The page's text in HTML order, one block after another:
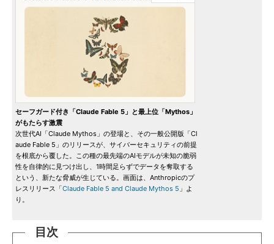
セーフガード付き「Claude Fable 5」と最上位「Mythos」
がもたらす激震
次世代AI「Claude Mythos」の登場と、その一般公開版「Cl
aude Fable 5」のリリースが、サイバーセキュリティの前提
を根底から覆した。この種の最先端のAIモデルが未知の脆弱
性を自律的に見つけ出し、1時間足らずでデータを奪取する
という、新たな脅威が生じている。画面は、Anthropicのプ
レスリリース「Claude Fable 5 and Claude Mythos 5 」よ
り。
目次